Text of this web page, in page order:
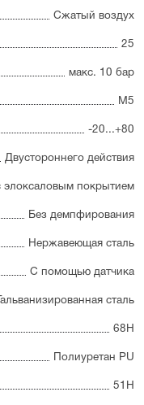
температурным
Сжатый воздух
25
макс. 10 бар
М5
-20...+80
Двустороннего действия
покрытием
Без демпфирования
Нержавеющая сталь
С помощью датчика
Гальванизированная сталь
68Н
Полиуретан PU
51Н